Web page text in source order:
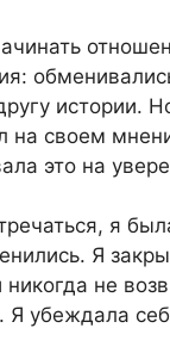
истории.
на своем
это на
я
Я
никогда не
Я убеждала